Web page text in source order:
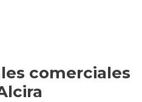
comerciales